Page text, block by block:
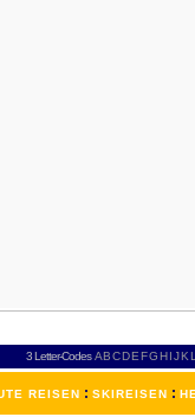
3 Letter-Codes ABCDEFGH IJKL
REISEN : SKIREISEN :